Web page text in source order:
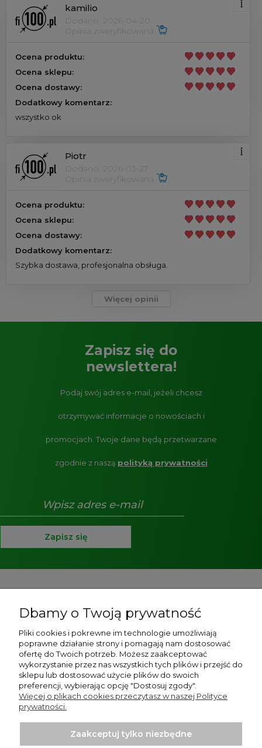
kamilio
Dodano: 2026-04-20
Opinia zweryfikowana
Ocena produktu:
Ocena sklepu:
Ocena dostawy:
Dodatkowy komentarz:
wszystko ok
Piotr
Dodano: 2026-03-27
Opinia zweryfikowana
Ocena produktu:
Ocena sklepu:
Ocena dostawy:
Dodatkowy komentarz:
Szybka dostawa, profesjonalna obsługa.
Więcej opinii
Zapisz się do
newslettera!
Podaj swój adres e-mail, jeżeli chcesz
otrzymywać informacje o nowościach i
promocjach. Twoje dane będą przetwarzane
zgodnie z naszą polityką prywatności
Zapisz się
Strony informacyjne
Moje konto
Płatności i dostawa
Dbamy o Twoją prywatność
Pliki cookies i pokrewne im technologie umożliwiają
poprawne działanie strony i pomagają nam dostosować
ofertę do Twoich potrzeb. Możesz zaakceptować
wykorzystanie przez nas wszystkich tych plików i przejść do
sklepu lub dostosować użycie plików do swoich
preferencji, wybierając opcję "Dostosuj zgody".
Więcej o plikach cookies przeczytasz w naszej Polityce
prywatności.
Zaakceptuj tylko niezbędne